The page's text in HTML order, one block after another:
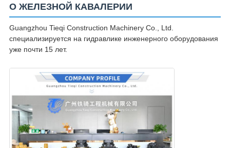
О ЖЕЛЕЗНОЙ КАВАЛЕРИИ
Guangzhou Tieqi Construction Machinery Co., Ltd.
специализируется на гидравлике инженерного оборудования
уже почти 15 лет.